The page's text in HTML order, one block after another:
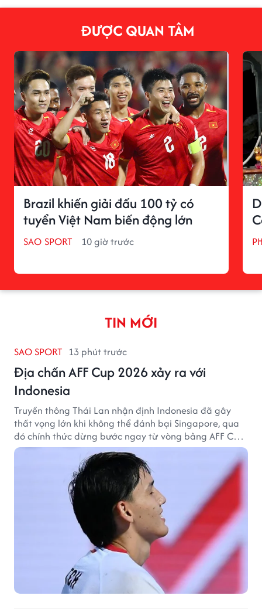
ĐƯỢC QUAN TÂM
Brazil khiến giải đấu 100 tỷ có
tuyển Việt Nam biến động lớn
SAO SPORT 10 giờ trước
TIN MỚI
SAO SPORT 13 phút trước
Địa chấn AFF Cup 2026 xảy ra với
Indonesia
Truyền thông Thái Lan nhận định Indonesia đã gây
thất vọng lớn khi không thể đánh bại Singapore, qua
đó chính thức dừng bước ngay từ vòng bảng AFF Cup
2026.